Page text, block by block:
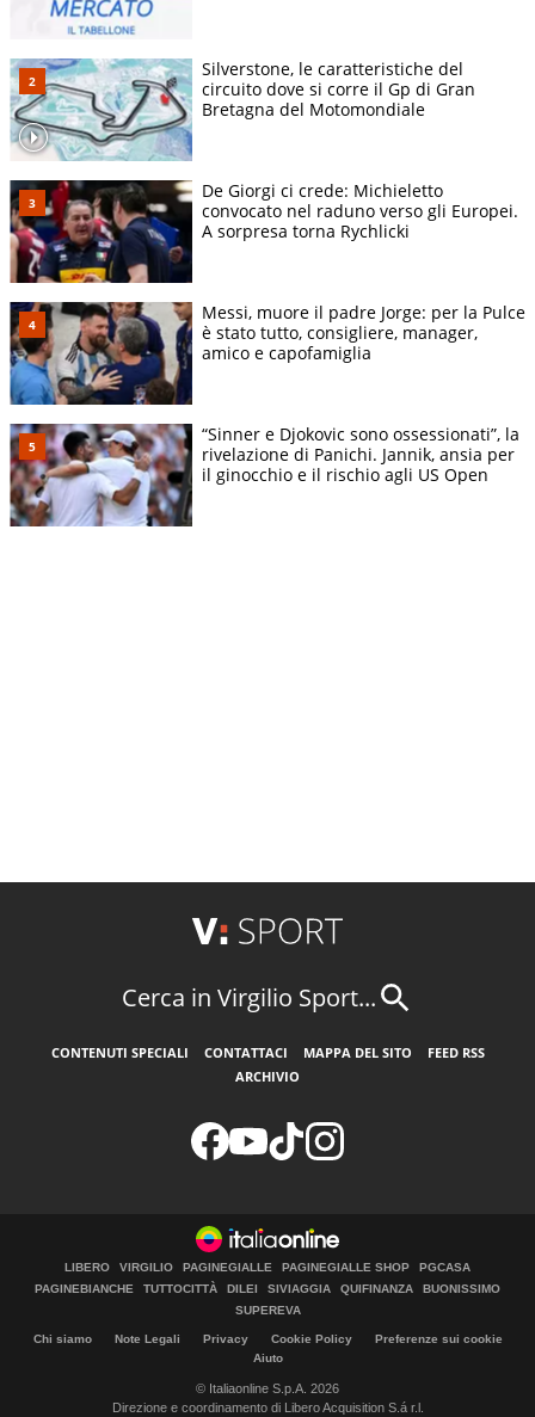
Silverstone, le caratteristiche del
circuito dove si corre il Gp di Gran
Bretagna del Motomondiale
De Giorgi ci crede: Michieletto
convocato nel raduno verso gli Europei.
A sorpresa torna Rychlicki
Messi, muore il padre Jorge: per la Pulce
è stato tutto, consigliere, manager,
amico e capofamiglia
“Sinner e Djokovic sono ossessionati”, la
rivelazione di Panichi. Jannik, ansia per
il ginocchio e il rischio agli US Open
Cerca in Virgilio Sport...
CONTENUTI SPECIALI CONTATTACI MAPPA DEL SITO
FEED RSS
ARCHIVIO
LIBERO VIRGILIO PAGINEGIALLE PAGINEGIALLE SHOP
PGCASA
PAGINEBIANCHE
TUTTOCITTÀ DILEI SIVIAGGIA QUIFINANZA
BUONISSIMO
SUPEREVA
Chi siamo Note Legali Privacy Cookie Policy
Preferenze sui cookie
Aiuto
© Italiaonline S.p.A. 2026
Direzione e coordinamento di Libero Acquisition S.á r.l.